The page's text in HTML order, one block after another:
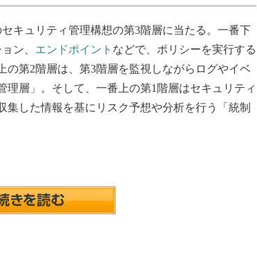
キュリティ管理構想の第3階層に当たる。一番下
ン、 エンドポイント などで、ポリシーを実行する
の第2階層は、第3階層を監視しながらログやイベ
理層」。そして、一番上の第1階層はセキュリティ
集した情報を基にリスク予想や分析を行う「統制